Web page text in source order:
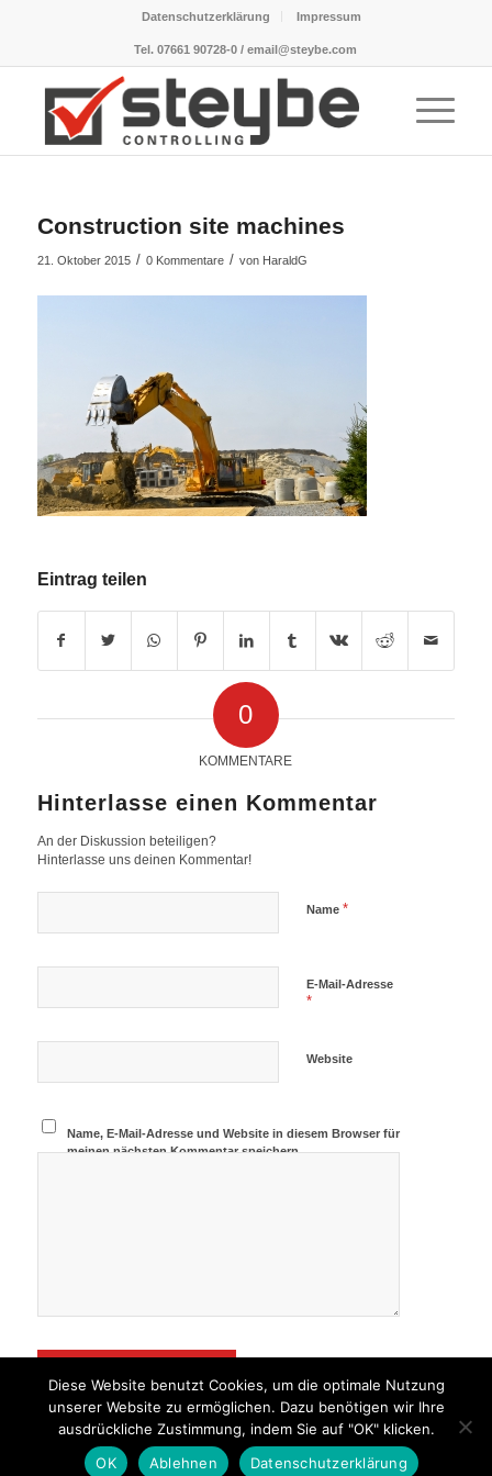
Datenschutzerklärung Impressum
Tel. 07661 90728-0 / email@steybe.com
Construction site machines
21. Oktober 2015 / 0 Kommentare / von HaraldG
Eintrag teilen
0
KOMMENTARE
Hinterlasse einen Kommentar
An der Diskussion beteiligen?
Hinterlasse uns deinen Kommentar!
Name *
E-Mail-Adresse
*
Website
Name, E-Mail-Adresse und Website in diesem Browser für
meinen nächsten Kommentar speichern.
Diese Website benutzt Cookies, um die optimale Nutzung
unserer Website zu ermöglichen. Dazu benötigen wir Ihre
ausdrückliche Zustimmung, indem Sie auf "OK" klicken.
OK
Ablehnen Datenschutzerklärung